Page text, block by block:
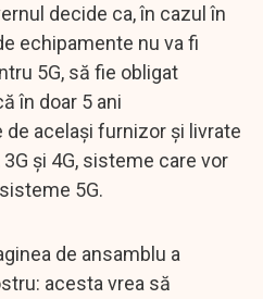
decide ca, în cazul în
echipamente nu va fi
5G, să fie obligat
în doar 5 ani
același furnizor și livrate
și 4G, sisteme care vor
5G.
de ansamblu a
acesta vrea să